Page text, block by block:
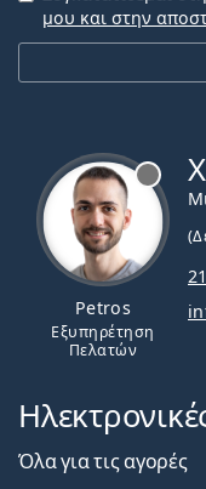
μου και στην
Petros
Εξυπηρέτηση
Πελατών
Όλα για τις αγορές